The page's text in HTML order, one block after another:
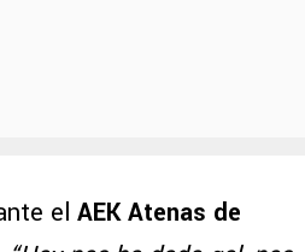
el AEK Atenas de